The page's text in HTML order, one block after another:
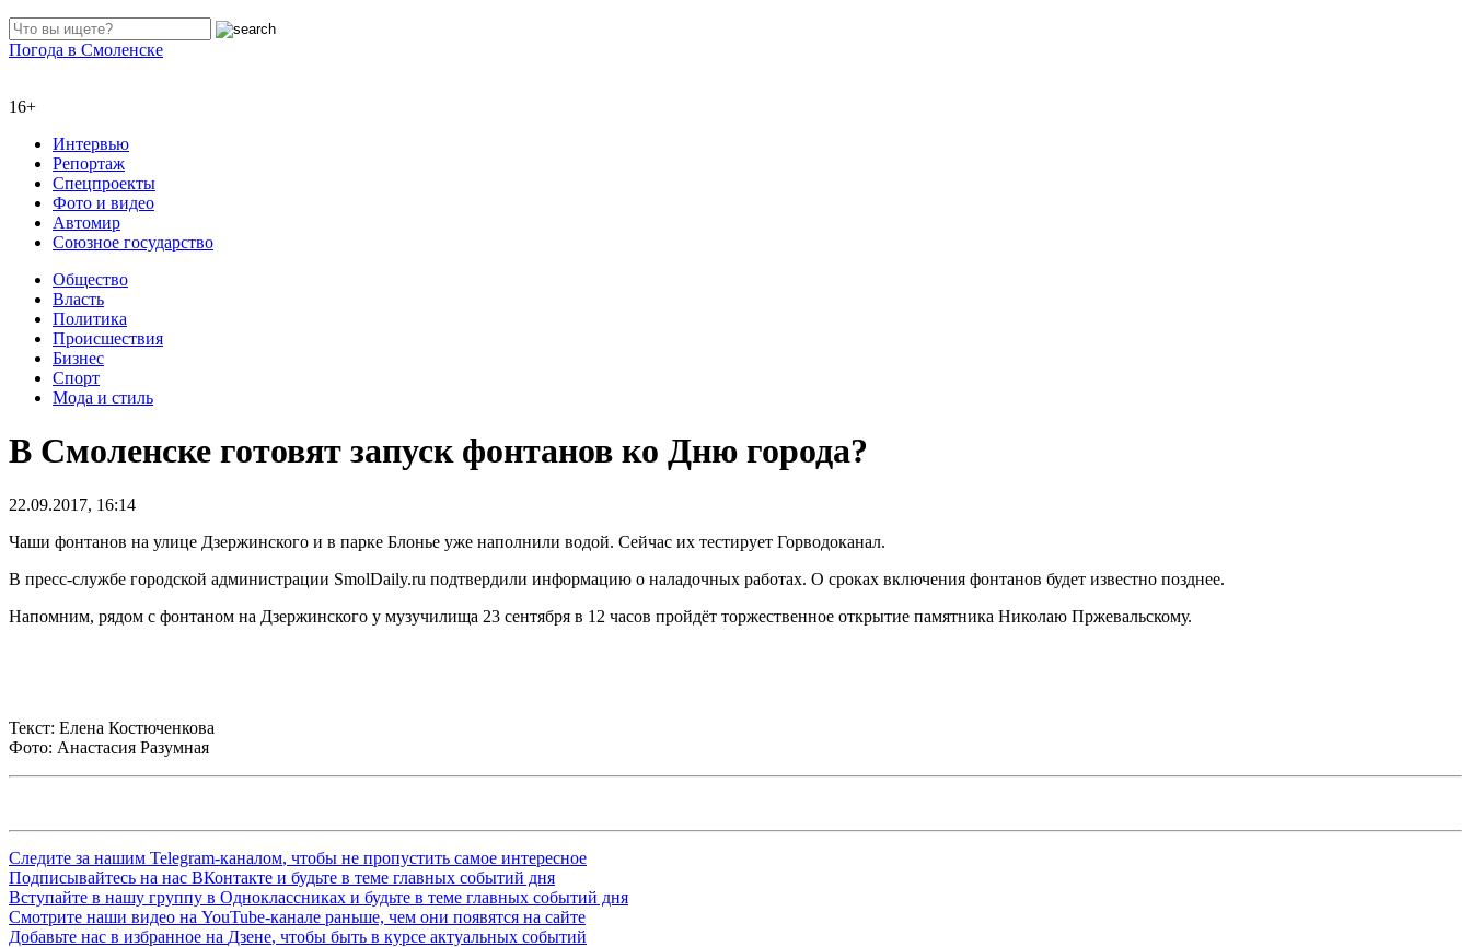
Погода в Смоленске
16+
Интервью
Репортаж
Спецпроекты
Фото и видео
Автомир
Союзное государство
Общество
Власть
Политика
Происшествия
Бизнес
Спорт
Мода и стиль
В Смоленске готовят запуск фонтанов ко Дню города?
22.09.2017, 16:14
Чаши фонтанов на улице Дзержинского и в парке Блонье уже наполнили водой. Сейчас их тестирует Горводоканал.
В пресс-службе городской администрации SmolDaily.ru подтвердили информацию о наладочных работах. О сроках включения фонтанов будет известно позднее.
Напомним, рядом с фонтаном на Дзержинского у музучилища 23 сентября в 12 часов пройдёт торжественное открытие памятника Николаю Пржевальскому.
Текст: Елена Костюченкова
Фото: Анастасия Разумная
Следите за нашим Telegram-каналом, чтобы не пропустить самое интересное
Подписывайтесь на нас ВКонтакте и будьте в теме главных событий дня
Вступайте в нашу группу в Одноклассниках и будьте в теме главных событий дня
Смотрите наши видео на YouTube-канале раньше, чем они появятся на сайте
Добавьте нас в избранное на Дзене, чтобы быть в курсе актуальных событий